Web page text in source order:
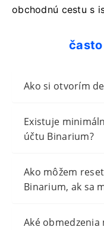
obchodnú cestu s
Ako si otvorím
Existuje
účtu Binarium?
Ako môžem
Binarium, ak sa
Aké obmedzenia